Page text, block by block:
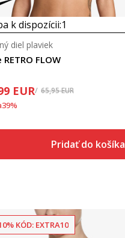
k dispozícii:1
RETRO FLOW
diel plaviek
EUR 65,95EUR
39%
Pridať do košíka
KÓD: EXTRA10